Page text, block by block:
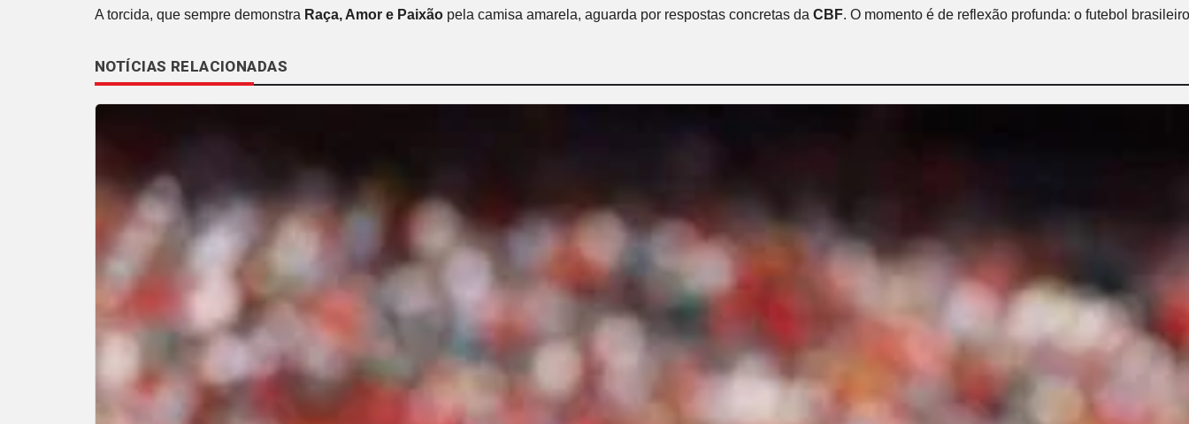
A torcida, que sempre demonstra Raça, Amor e Paixão pela camisa amarela, aguarda por respostas concretas da CBF. O momento é de reflexão profunda: o futebol
NOTÍCIAS RELACIONADAS